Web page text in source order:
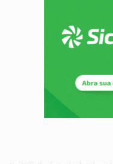
PERIGO:
CLUBE